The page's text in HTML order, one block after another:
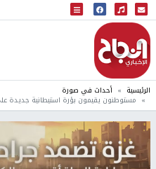
البث المباشر
إذاعة النجاح
الرئيسية أحداث في صورة
مستوطنون يقيمون بؤرة استيطانية جديدة